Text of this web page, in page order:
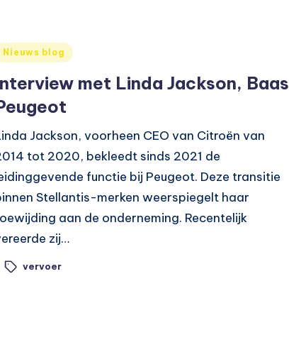
Nieuws blog
met Linda Jackson, Baas
Jackson, voorheen CEO van Citroën van
tot 2020, bekleedt sinds 2021 de
functie bij Peugeot. Deze transitie
Stellantis-merken weerspiegelt haar
aan de onderneming. Recentelijk
zij…
vervoer